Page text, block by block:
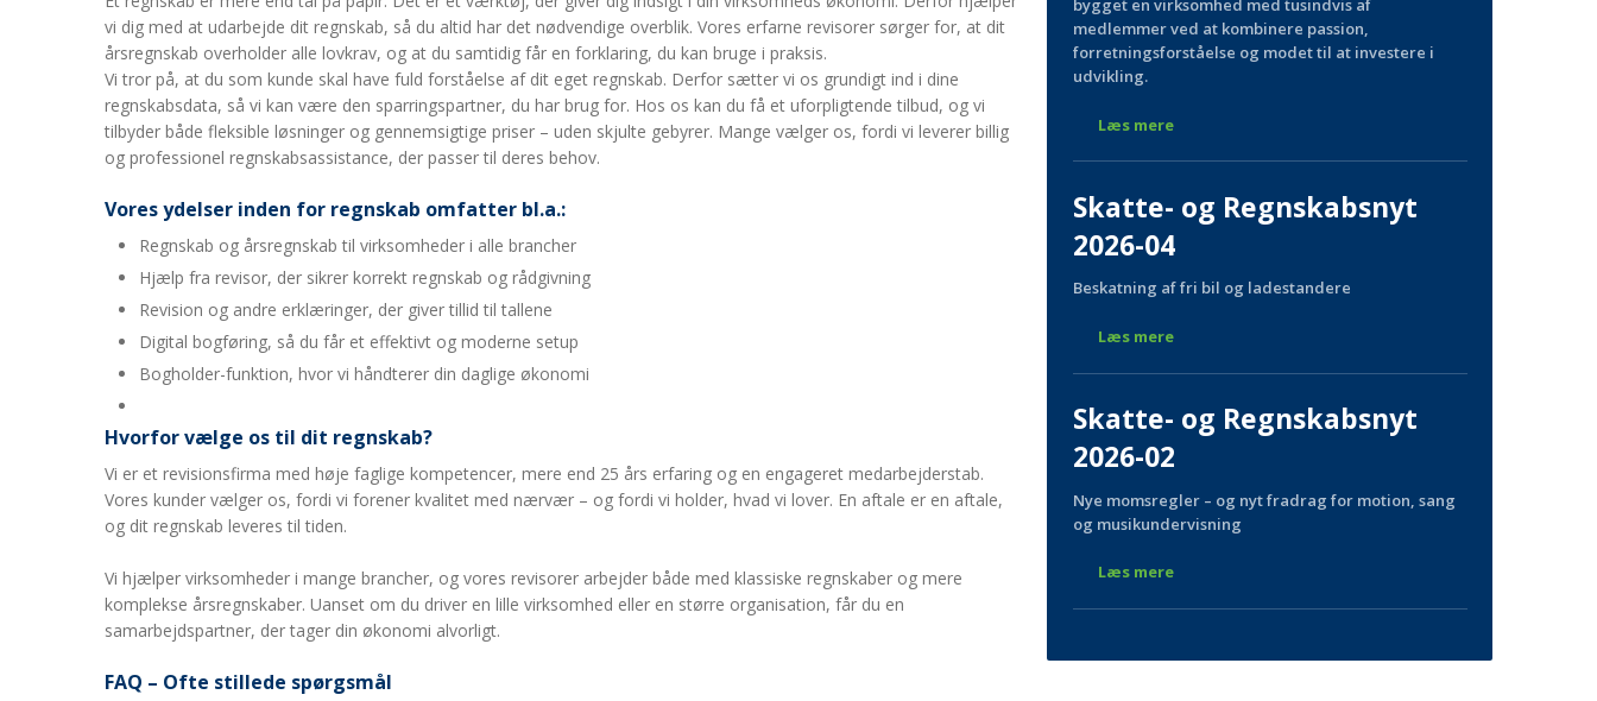
vi dig med at udarbejde dit regnskab, så du altid har det nødvendige overblik. Vores erfarne revisorer sørger for, at dit
årsregnskab overholder alle lovkrav, og at du samtidig får en forklaring, du kan bruge i praksis.
Vi tror på, at du som kunde skal have fuld forståelse af dit eget regnskab. Derfor sætter vi os grundigt ind i dine
regnskabsdata, så vi kan være den sparringspartner, du har brug for. Hos os kan du få et uforpligtende tilbud, og vi
tilbyder både fleksible løsninger og gennemsigtige priser – uden skjulte gebyrer. Mange vælger os, fordi vi leverer billig
og professionel regnskabsassistance, der passer til deres behov.
Vores ydelser inden for regnskab omfatter bl.a.:
Regnskab og årsregnskab til virksomheder i alle brancher
Hjælp fra revisor, der sikrer korrekt regnskab og rådgivning
Revision og andre erklæringer, der giver tillid til tallene
Digital bogføring, så du får et effektivt og moderne setup
Bogholder-funktion, hvor vi håndterer din daglige økonomi
Hvorfor vælge os til dit regnskab?
Vi er et revisionsfirma med høje faglige kompetencer, mere end 25 års erfaring og en engageret medarbejderstab.
Vores kunder vælger os, fordi vi forener kvalitet med nærvær – og fordi vi holder, hvad vi lover. En aftale er en aftale,
og dit regnskab leveres til tiden.
Vi hjælper virksomheder i mange brancher, og vores revisorer arbejder både med klassiske regnskaber og mere
komplekse årsregnskaber. Uanset om du driver en lille virksomhed eller en større organisation, får du en
samarbejdspartner, der tager din økonomi alvorligt.
FAQ – Ofte stillede spørgsmål
bygget en virksomhed med tusindvis af
medlemmer ved at kombinere passion,
forretningsforståelse og modet til at investere i
udvikling.
Læs mere
Skatte- og Regnskabsnyt
2026-04
Beskatning af fri bil og ladestandere
Læs mere
Skatte- og Regnskabsnyt
2026-02
Nye momsregler – og nyt fradrag for motion, sang
og musikundervisning
Læs mere